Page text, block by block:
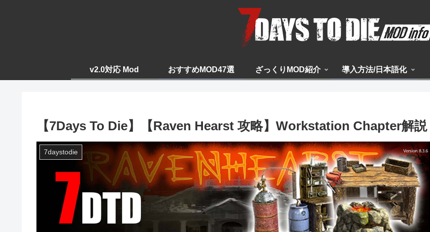
v2.0対応 Mod おすすめMOD47選 ざっくりMOD紹介 導入方法/日本語化
【7Days To Die】【Raven Hearst 攻略】Workstation Chapter解説
7daystodie